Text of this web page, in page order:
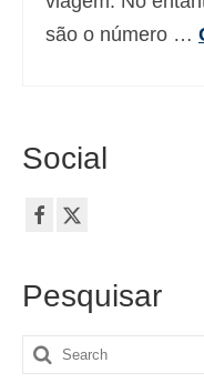
são o número …
Social
Pesquisar
Search